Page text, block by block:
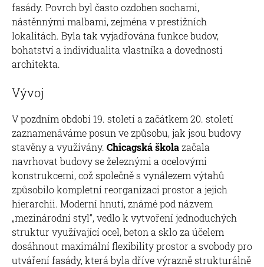
fasády. Povrch byl často ozdoben sochami,
nástěnnými malbami, zejména v prestižních
lokalitách. Byla tak vyjadřována funkce budov,
bohatství a individualita vlastníka a dovednosti
architekta.
Vývoj
V pozdním období 19. století a začátkem 20. století
zaznamenáváme posun ve způsobu, jak jsou budovy
stavěny a využívány. Chicagská školazačala
navrhovat budovy se železnými a ocelovými
konstrukcemi, což společně s vynálezem výtahů
způsobilo kompletní reorganizaci prostor a jejich
hierarchii. Moderní hnutí, známé pod názvem
„mezinárodní styl“, vedlo k vytvoření jednoduchých
struktur využívající ocel, beton a sklo za účelem
dosáhnout maximální flexibility prostor a svobody pro
utváření fasády, která byla dříve výrazně strukturálně